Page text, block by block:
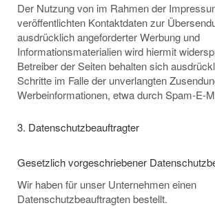
Der Nutzung von im Rahmen der
veröffentlichten Kontaktdaten zur
ausdrücklich angeforderter Werbung und
Informationsmaterialien wird hiermit
Betreiber der Seiten behalten sich
Schritte im Falle der unverlangten
Werbeinformationen, etwa durch Spam-E-
3. Datenschutzbeauftragter
Gesetzlich vorgeschriebener
Wir haben für unser Unternehmen einen
Datenschutzbeauftragten bestellt.